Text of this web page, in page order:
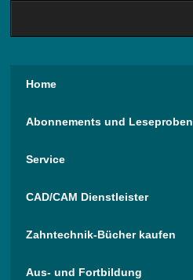
Home
Abonnements und Leseproben
Service
CAD/CAM Dienstleister
Zahntechnik-Bücher kaufen
Aus- und Fortbildung